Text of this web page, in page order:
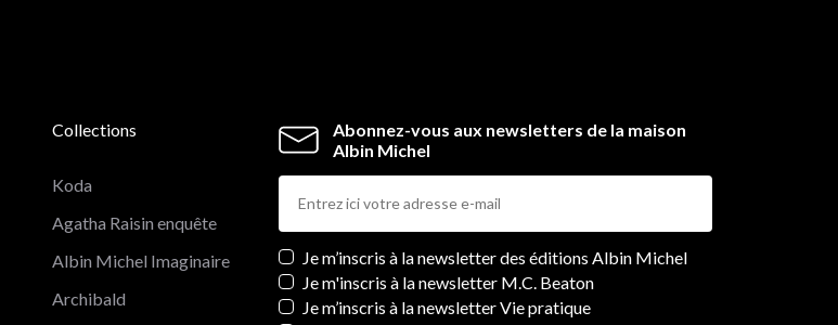
Abonnez-vous aux newsletters de la maison
Albin Michel
Newsletters
Je m’inscris à la newsletter des éditions Albin Michel
Je m'inscris à la newsletter M.C. Beaton
Je m’inscris à la newsletter Vie pratique
Collections
Koda
Agatha Raisin enquête
Albin Michel Imaginaire
Archibald